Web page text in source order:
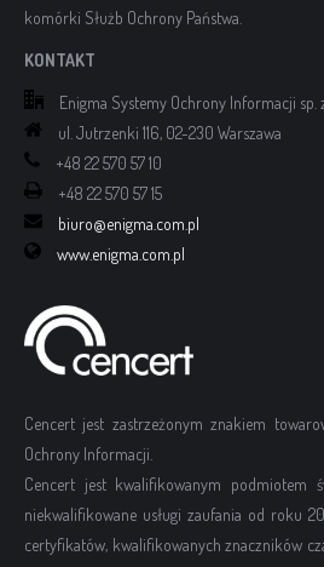
komórki Służb Ochrony Państwa.
KONTAKT
Enigma Systemy Ochrony Informacji sp.
ul. Jutrzenki 116, 02-230 Warszawa
+48 22 570 57 10
+48 22 570 57 15
biuro@enigma.com.pl
www.enigma.com.pl
Cencert jest zastrzeżonym znakiem
Ochrony Informacji.
Cencert jest kwalifikowanym podmiotem
niekwalifikowane usługi zaufania od roku
certyfikatów, kwalifikowanych znaczników